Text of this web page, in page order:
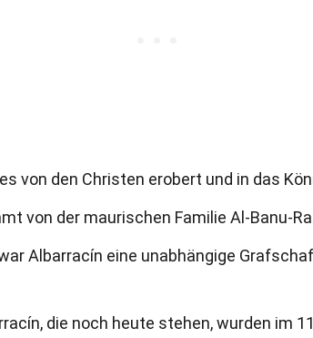
von den Christen erobert und in das
von der maurischen Familie Al-Banu-
Albarracín eine unabhängige
die noch heute stehen, wurden im